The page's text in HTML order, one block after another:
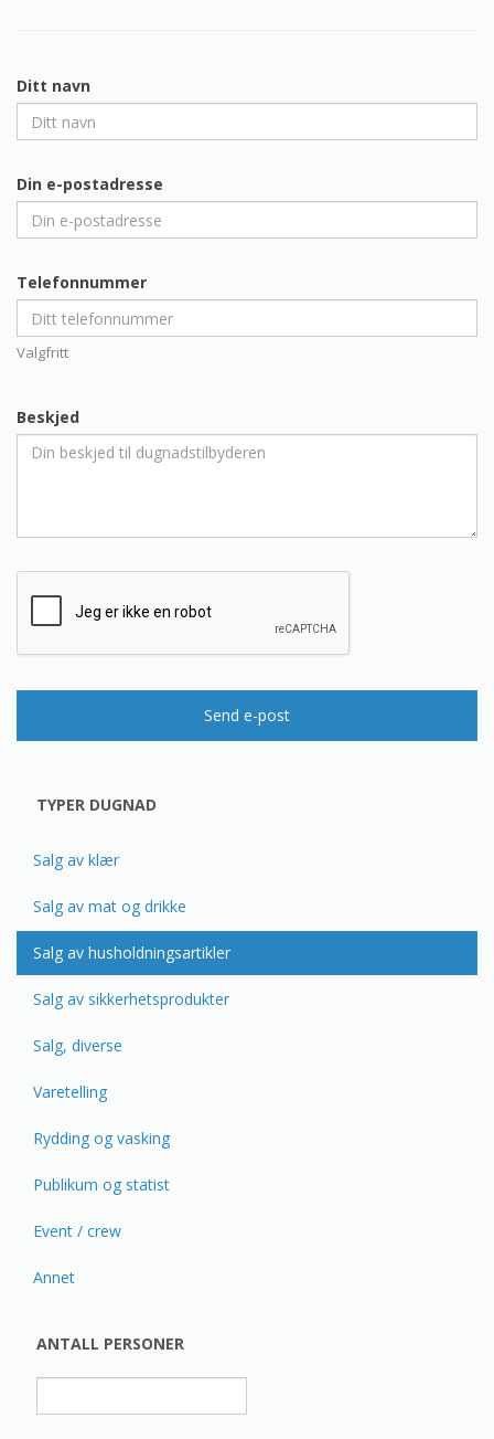
Ditt navn
Din e-postadresse
Telefonnummer
Valgfritt
Beskjed
Send e-post
TYPER DUGNAD
Salg av klær
Salg av mat og drikke
Salg av husholdningsartikler
Salg av sikkerhetsprodukter
Salg, diverse
Varetelling
Rydding og vasking
Publikum og statist
Event / crew
Annet
ANTALL PERSONER